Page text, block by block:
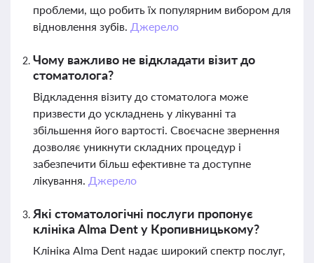
проблеми, що робить їх популярним вибором для
відновлення зубів. Джерело
Чому важливо не відкладати візит до
стоматолога?
Відкладення візиту до стоматолога може
призвести до ускладнень у лікуванні та
збільшення його вартості. Своєчасне звернення
дозволяє уникнути складних процедур і
забезпечити більш ефективне та доступне
лікування. Джерело
Які стоматологічні послуги пропонує
клініка Alma Dent у Кропивницькому?
Клініка Alma Dent надає широкий спектр послуг,